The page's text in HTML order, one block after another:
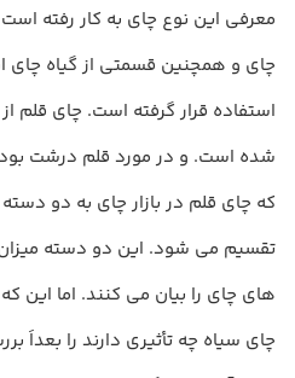
معرفی این نوع چای به کار رفته
چای و همچنین قسمتی از گیاه چای
استفاده قرار گرفته است. چای قلم
شده است. و در مورد قلم درشت
که چای قلم در بازار چای به دو
تقسیم می شود. این دو دسته
های چای را بیان می کنند. اما این
چای سیاه چه تأثیری دارند را بعداَ